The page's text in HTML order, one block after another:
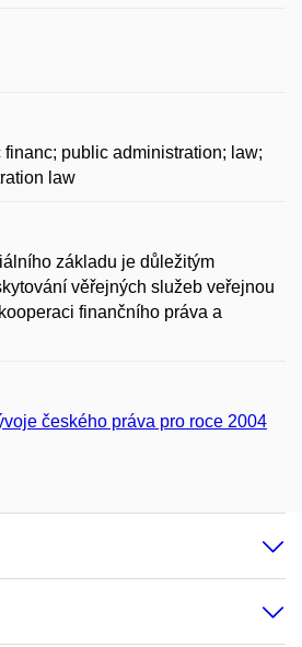
public administration; law;
law
základu je důležitým
věřejných služeb veřejnou
finančního práva a
českého práva pro roce 2004